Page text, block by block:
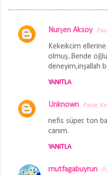
Y
l
Nurşen Aksoy
Kekeikcim ellerine
olmuş..Bende
deneyim,inşallah
YANITLA
Unknown Pazar,
nefis süper. ton
canım.
YANITLA
mutfagabuyrun